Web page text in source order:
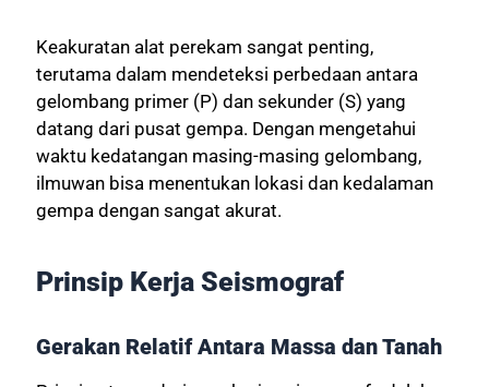
Keakuratan alat perekam sangat penting,
terutama dalam mendeteksi perbedaan antara
gelombang primer (P) dan sekunder (S) yang
datang dari pusat gempa. Dengan mengetahui
waktu kedatangan masing-masing gelombang,
ilmuwan bisa menentukan lokasi dan kedalaman
gempa dengan sangat akurat.
Prinsip Kerja Seismograf
Gerakan Relatif Antara Massa dan Tanah